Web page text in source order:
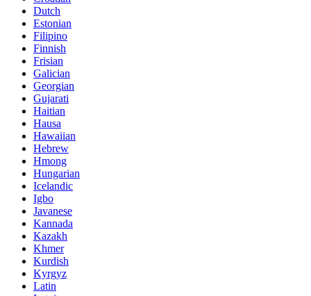
Dutch
Estonian
Filipino
Finnish
Frisian
Galician
Georgian
Gujarati
Haitian
Hausa
Hawaiian
Hebrew
Hmong
Hungarian
Icelandic
Igbo
Javanese
Kannada
Kazakh
Khmer
Kurdish
Kyrgyz
Latin